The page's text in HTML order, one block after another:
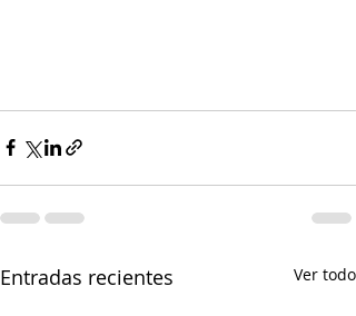
Entradas recientes Ver todo